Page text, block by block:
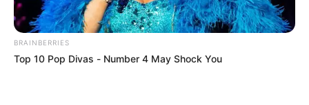
MANTÉNGASE EN ALERTA
interesan. Para estar bien informado, por
BRAINBERRIES
Top 10 Pop Divas - Number 4 May Shock You